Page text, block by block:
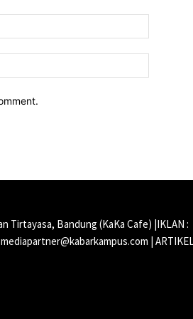
Tirtayasa, Bandung (KaKa Cafe) |IKLAN :
|